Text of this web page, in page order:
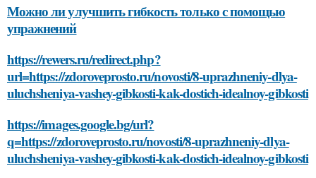
Можно ли улучшить гибкость только с помощью
упражнений
https://rewers.ru/redirect.php?
url=https://zdoroveprosto.ru/novosti/8-uprazhneniy-dlya-
uluchsheniya-vashey-gibkosti-kak-dostich-idealnoy-gibkosti
https://images.google.bg/url?
q=https://zdoroveprosto.ru/novosti/8-uprazhneniy-dlya-
uluchsheniya-vashey-gibkosti-kak-dostich-idealnoy-gibkosti